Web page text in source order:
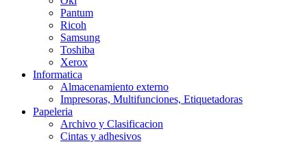
Pantum
Ricoh
Samsung
Toshiba
Xerox
Informatica
Almacenamiento externo
Impresoras, Multifunciones, Etiquetadoras
Papeleria
Archivo y Clasificacion
Cintas y adhesivos